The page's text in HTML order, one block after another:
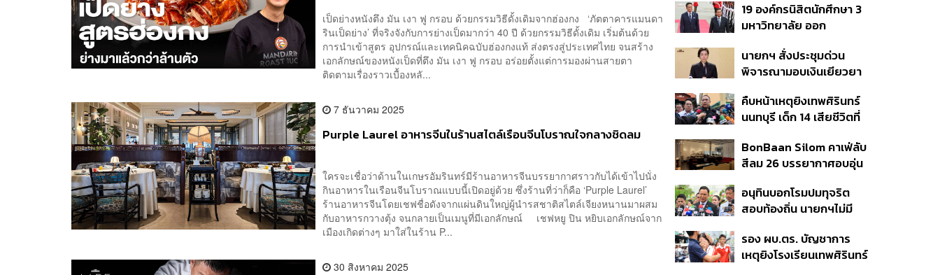
เป็ดย่างหนังตึง มัน เงา ฟู กรอบ ด้วยกรรมวิธีดั้งเดิมจากฮ่องกง ‘ภัตตาคารแมนดา
รินเป็ดย่าง’ ที่จริงจังกับการย่างเป็ดมากว่า 40 ปี ด้วยกรรมวิธีดั้งเดิม เริ่มต้นด้วย
การนำเข้าสูตร อุปกรณ์และเทคนิคฉบับฮ่องกงแท้ ส่งตรงสู่ประเทศไทย จนสร้าง
เอกลักษณ์ของหนังเป็ดที่ตึง มัน เงา ฟู กรอบ อร่อยตั้งแต่การมองผ่านสายตา
ติดตามเรื่องราวเบื้องหลั...
7 ธันวาคม 2025
Purple Laurel อาหารจีนในร้านสไตล์เรือนจีนโบราณใจกลางชิดลม
ใครจะเชื่อว่าด้านในเกษรอัมรินทร์มีร้านอาหารจีนบรรยากาศราวกับได้เข้าไปนั่ง
กินอาหารในเรือนจีนโบราณแบบนี้เปิดอยู่ด้วย ซึ่งร้านที่ว่าก็คือ ‘Purple Laurel’
ร้านอาหารจีนโดยเชฟชื่อดังจากแผ่นดินใหญ่ผู้นำรสชาติสไตล์เจียงหนานมาผสม
กับอาหารกวางตุ้ง จนกลายเป็นเมนูที่มีเอกลักษณ์ เชฟหยู ปิน หยิบเอกลักษณ์จาก
เมืองเกิดต่างๆ มาใส่ในร้าน P...
30 สิงหาคม 2025
19 องค์กรนิสิตนักศึกษา 3
มหาวิทยาลัย ออก
รัฐบาลต้อนรับ ‘มิน อ่อง
หล่าย’
นายกฯ สั่งประชุมด่วน
พิจารณามอบเงินเยียวยา
ลบ. ทุพพลภาพ 7 แสนบาท
บาดเจ็บสาหัส 2 แสนบาท
บาท
คืบหน้าเหตุยิงเทพศิรินทร์
นนทบุรี เด็ก 14 เสียชีวิตที่
เสียชีวิต 5 ราย เจ็บ 22
ราย
BonBaan Silom คาเฟ่ลับ
สีลม 26 บรรยากาศอบอุ่น
อนุทินบอกโรมปมทุจริต
สอบท้องถิ่น นายกฯไม่มี
คนผิดมาลงโทษ
รอง ผบ.ตร. บัญชาการ
เหตุยิงโรงเรียนเทพศิรินทร์